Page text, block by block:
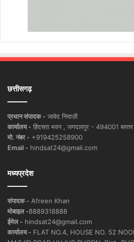
छत्तीसगढ़
प्रधान संपादक - जावेद नियाज़ी
कार्यालय - हिंदसत भवन , जगदलपुर - 494001
मो. नंबर - +919425258900
Email - hindsat24@gmail.com
मध्यप्रदेश
संपादक - Afreen Khan
मोबाइल -8889318888
ईमेल - hindsat24@gmail.com
कार्यालय - FLAT NO.4, HOUSE NO. 52